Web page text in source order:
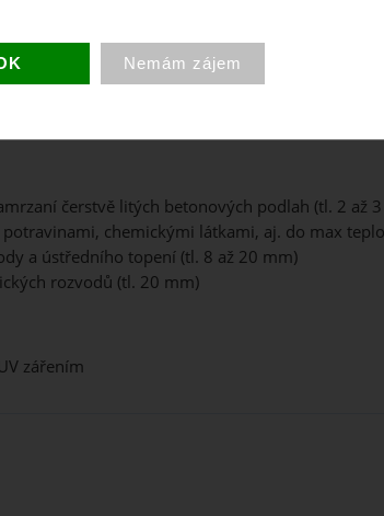
mm)
čerstvě litých betonových podlah (tl. 2 až
chemickými látkami, aj. do max
a ústředního topení (tl. 8 až 20 mm)
rozvodů (tl. 20 mm)
zářením